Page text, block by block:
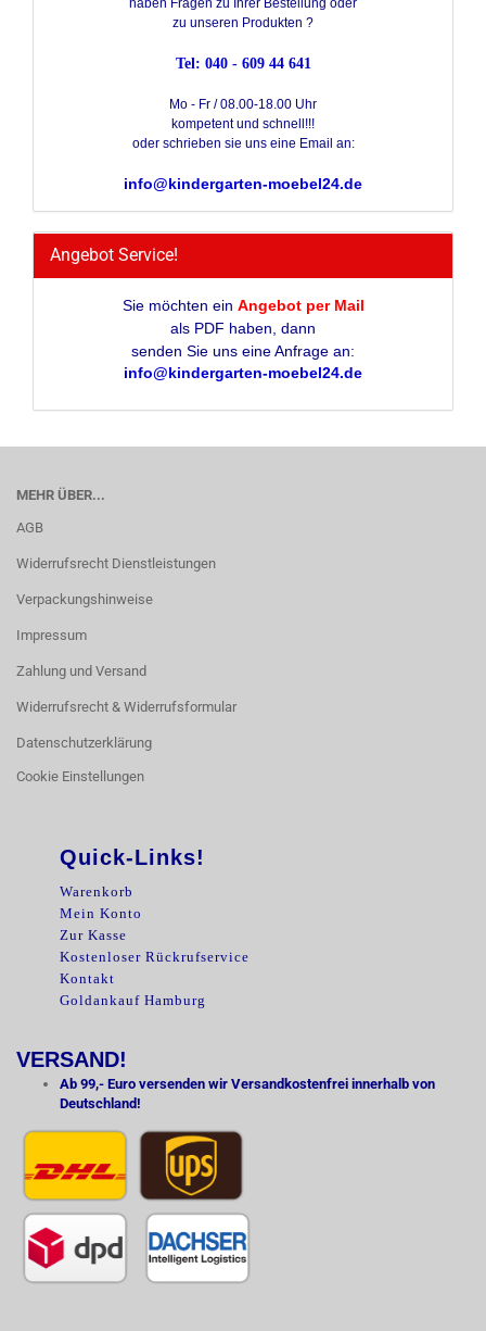
haben Fragen zu Ihrer Bestellung oder
zu unseren Produkten ?
Tel: 040 - 609 44 641
Mo - Fr / 08.00-18.00 Uhr
kompetent und schnell!!!
oder schrieben sie uns eine Email an:
info@kindergarten-moebel24.de
Angebot Service!
Sie möchten ein Angebot per Mail
als PDF haben, dann
senden Sie uns eine Anfrage an:
info@kindergarten-moebel24.de
MEHR ÜBER...
AGB
Widerrufsrecht Dienstleistungen
Verpackungshinweise
Impressum
Zahlung und Versand
Widerrufsrecht & Widerrufsformular
Datenschutzerklärung
Cookie Einstellungen
Quick-Links!
Warenkorb
Mein Konto
Zur Kasse
Kostenloser Rückrufservice
Kontakt
Goldankauf Hamburg
VERSAND!
Ab 99,- Euro versenden wir Versandkostenfrei innerhalb von
Deutschland!